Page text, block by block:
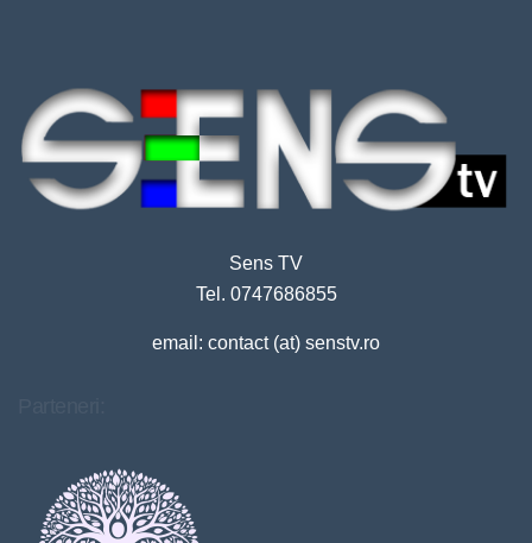
Sens TV
Tel. 0747686855
email: contact (at) senstv.ro